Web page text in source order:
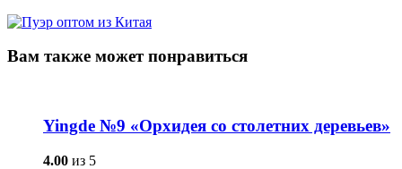
Вам также может понравиться
Yingde №9 «Орхидея со столетних деревьев»
4.00 из 5